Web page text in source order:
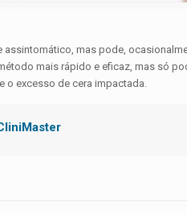
assintomático, mas pode,
mais rápido e eficaz, mas só
o excesso de cera impactada.